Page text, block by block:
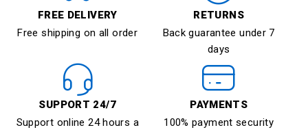
FREE DELIVERY
Free shipping on all order
RETURNS
Back guarantee under 7
days
SUPPORT 24/7
Support online 24 hours a
PAYMENTS
100% payment security